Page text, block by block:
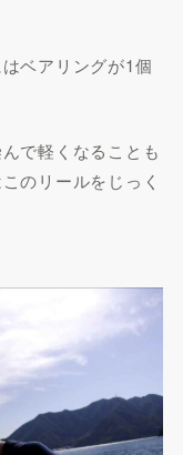
ベアリングが1個
で軽くなることも
のリールをじっく